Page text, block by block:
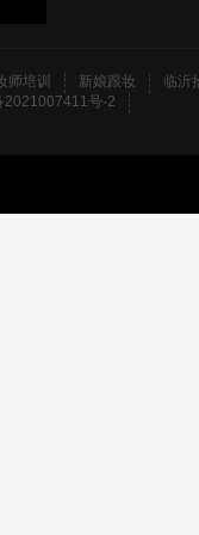
师培训 新娘跟妆
临沂
2021007411号-2